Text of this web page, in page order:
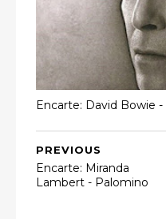
Encarte: David Bowie
PREVIOUS
Encarte: Miranda
Lambert - Palomino